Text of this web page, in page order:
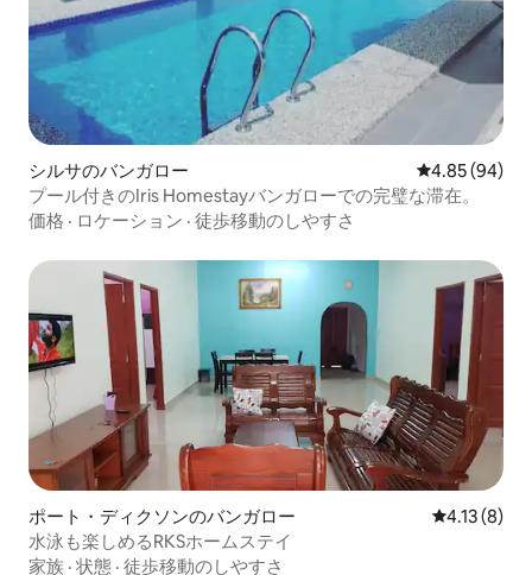
シルサのバンガロー レビュー94
4.85 (94)
プール付きのIris Homestayバンガローでの完璧な滞在。
価格 · ロケーション · 徒歩移動のしやすさ
ポート・ディクソンのバンガロー レビュー8
4.13 (8)
水泳も楽しめるRKSホームステイ
家族 · 状態 · 徒歩移動のしやすさ